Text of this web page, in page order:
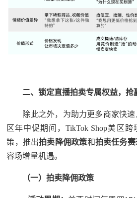
二、锁定直播拍卖专属权益，抢
除此之外，为助力更多商家快
区年中促期间，TikTok Shop美区
策，推出拍卖降佣政策和拍卖任务赛
容场增量机遇。
（一）拍卖降佣政策